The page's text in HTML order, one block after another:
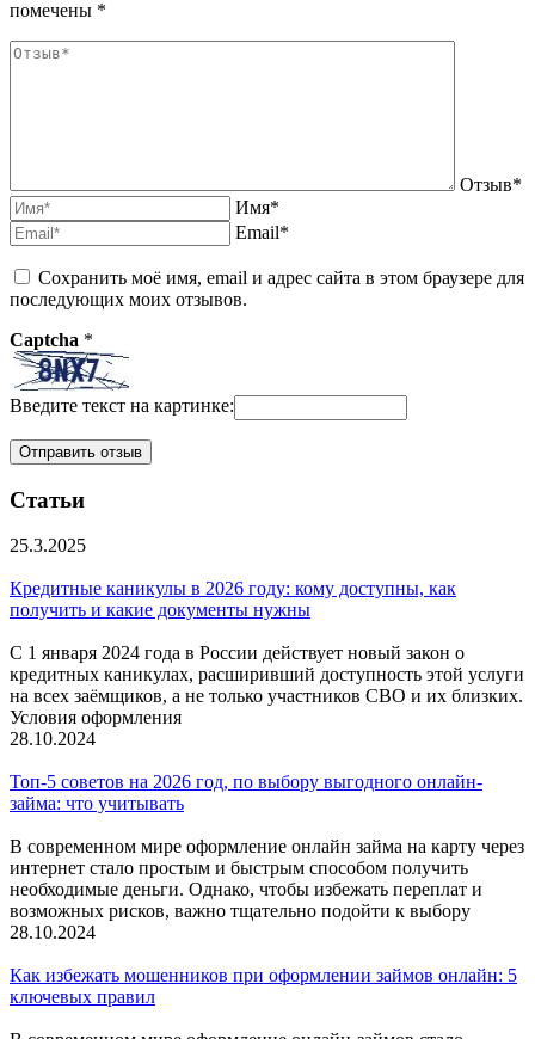
помечены *
Отзыв*
Имя*
Email*
Сохранить моё имя, email и адрес сайта в этом браузере для
последующих моих отзывов.
Captcha *
Введите текст на картинке:
Статьи
25.3.2025
Кредитные каникулы в 2026 году: кому доступны, как
получить и какие документы нужны
С 1 января 2024 года в России действует новый закон о
кредитных каникулах, расширивший доступность этой услуги
на всех заёмщиков, а не только участников СВО и их близких.
Условия оформления
28.10.2024
Топ-5 советов на 2026 год, по выбору выгодного онлайн-
займа: что учитывать
В современном мире оформление онлайн займа на карту через
интернет стало простым и быстрым способом получить
необходимые деньги. Однако, чтобы избежать переплат и
возможных рисков, важно тщательно подойти к выбору
28.10.2024
Как избежать мошенников при оформлении займов онлайн: 5
ключевых правил